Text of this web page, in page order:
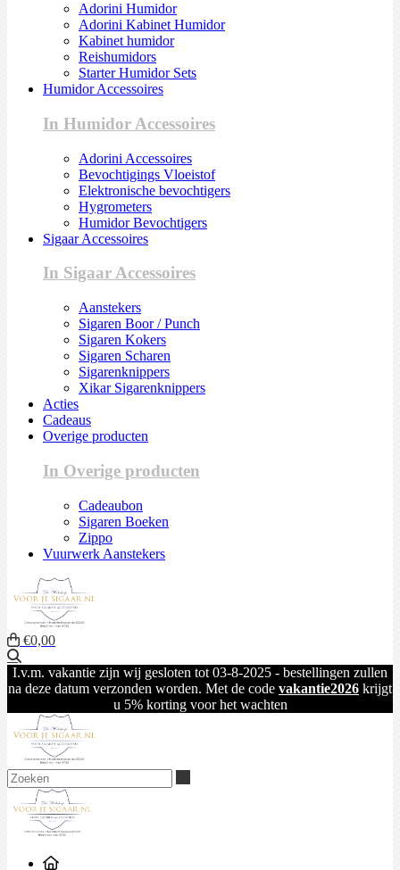
Adorini Humidor
Adorini Kabinet Humidor
Kabinet humidor
Reishumidors
Starter Humidor Sets
Humidor Accessoires
In Humidor Accessoires
Adorini Accessoires
Bevochtigings Vloeistof
Elektronische bevochtigers
Hygrometers
Humidor Bevochtigers
Sigaar Accessoires
In Sigaar Accessoires
Aanstekers
Sigaren Boor / Punch
Sigaren Kokers
Sigaren Scharen
Sigarenknippers
Xikar Sigarenknippers
Acties
Cadeaus
Overige producten
In Overige producten
Cadeaubon
Sigaren Boeken
Zippo
Vuurwerk Aanstekers
€0,00
I.v.m. vakantie zijn wij gesloten tot 03-8-2025 - bestellingen zullen
na deze datum verzonden worden. Met de code vakantie2026 krijgt
u 5% korting voor het wachten